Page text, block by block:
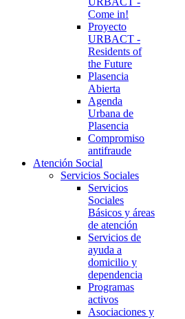
Come in!
Proyecto
URBACT -
Residents of
the Future
Plasencia
Abierta
Agenda
Urbana de
Plasencia
Compromiso
antifraude
Atención Social
Servicios Sociales
Servicios
Sociales
Básicos y áreas
de atención
Servicios de
ayuda a
domicilio y
dependencia
Programas
activos
Asociaciones y